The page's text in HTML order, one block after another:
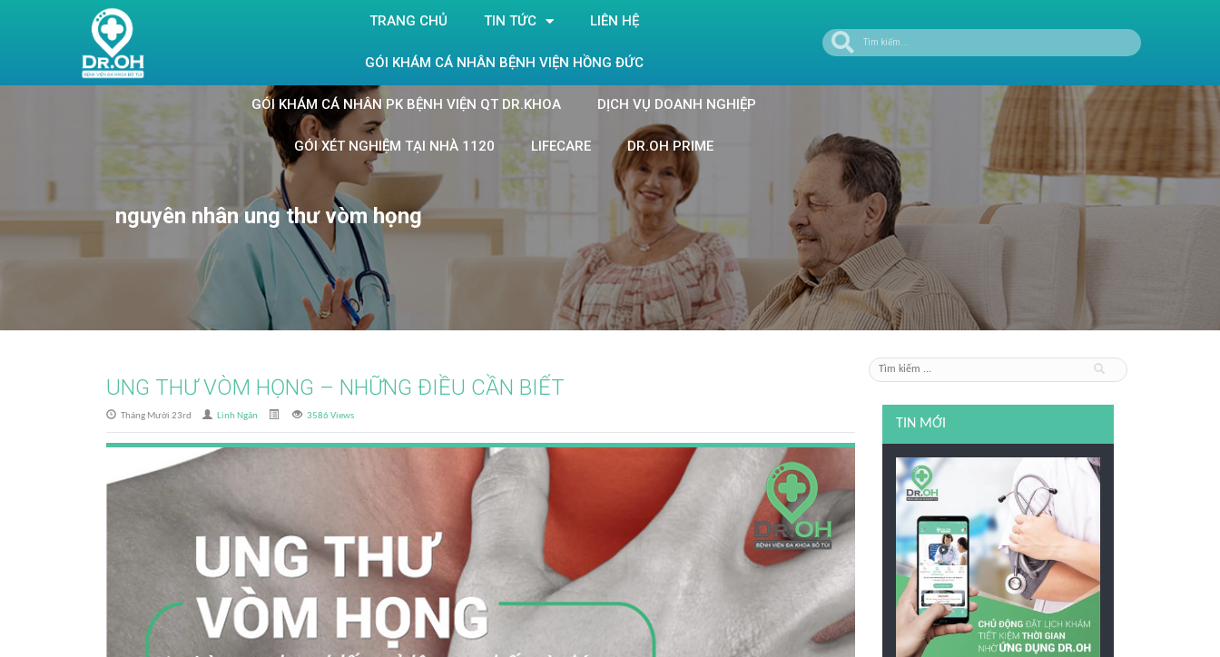
TRANG CHỦ TIN TỨC LIÊN HỆ
GÓI KHÁM CÁ NHÂN BỆNH VIỆN HỒNG ĐỨC
GÓI KHÁM CÁ NHÂN PK BỆNH VIỆN QT DR.KHOA DỊCH VỤ DOANH NGHIỆP
GÓI XÉT NGHIỆM TẠI NHÀ 1120 LIFECARE DR.OH PRIME
nguyên nhân ung thư vòm họng
UNG THƯ VÒM HỌNG – NHỮNG ĐIỀU CẦN BIẾT
Tháng Mười 23rd Linh Ngân 3586 Views
TIN MỚI